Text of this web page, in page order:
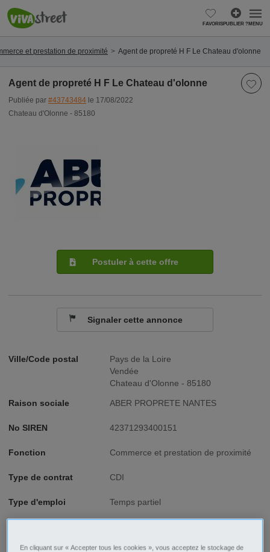
FAVORISPUBLIER ?MENU
et prestation de proximité Agent de propreté H F Le Chateau d'olonne
Agent de propreté H F Le Chateau d'olonne
Publiée par #43743484 le 17/08/2022
Chateau d'Olonne - 85180
Ville/Code postal
Pays de la Loire
Vendée
Chateau d'Olonne - 85180
Raison sociale ABER PROPRETE NANTES
No SIREN 42371293400151
Fonction Commerce et prestation de proximité
Type de contrat CDI
Type d'emploi Temps partiel
Postuler à cette offre
Signaler cette annonce
En cliquant sur « Accepter tous les cookies », vous acceptez le stockage de